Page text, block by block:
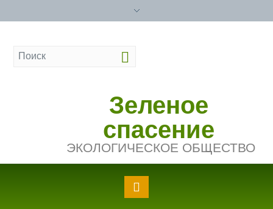
Зеленое
спасение
ЭКОЛОГИЧЕСКОЕ ОБЩЕСТВО